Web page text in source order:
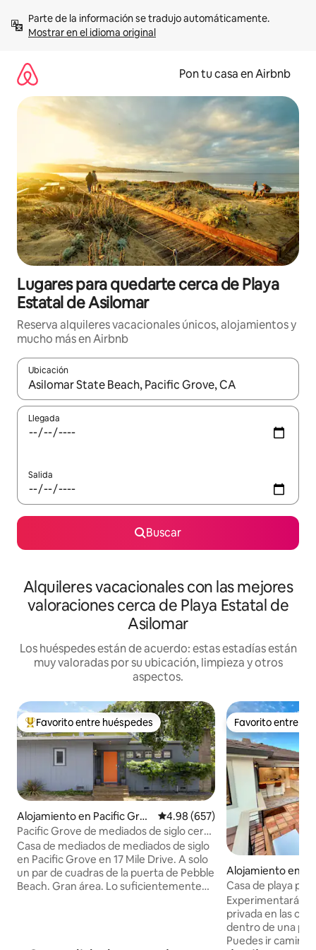
contenidoMostrar en el idioma original
Pon tu casa en Airbnb
Lugares para quedarte cerca de Playa
Estatal de Asilomar
Reserva alquileres vacacionales únicos, alojamientos y
mucho más en Airbnb
Ubicación
Cuando los resultados estén disponibles, navega con las
Llegada
Salida
Buscar
Alquileres vacacionales con las mejores
valoraciones cerca de Playa Estatal de
Asilomar
Los huéspedes están de acuerdo: estas estadías están
muy valoradas por su ubicación, limpieza y otros
aspectos.
Favorito entre huéspedes preferido
Favorito entre huéspedes
Alojamiento en Pacific Grov
e
Calificación promedio: 4.98 de
4.98 (657)
Pacific Grove de mediados de siglo cerca
de la playa
Casa de mediados de mediados de siglo
en Pacific Grove en 17 Mile Drive. A solo
un par de cuadras de la puerta de Pebble
Beach. Gran área. Lo suficientemente
Favorito entre
Favorito entre
Alojamiento en
orest
Casa de playa
árbol
Experimentarás
privada en las
dentro de una
Puedes ir